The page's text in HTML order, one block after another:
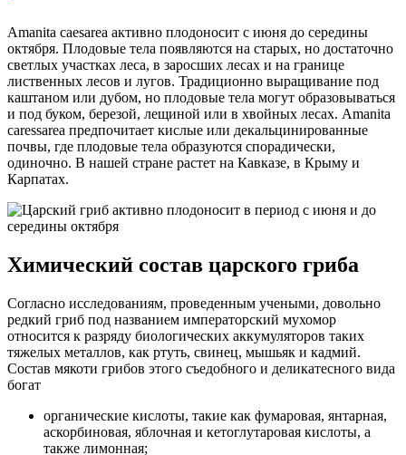
Amanita caesarea активно плодоносит с июня до середины
октября. Плодовые тела появляются на старых, но достаточно
светлых участках леса, в заросших лесах и на границе
лиственных лесов и лугов. Традиционно выращивание под
каштаном или дубом, но плодовые тела могут образовываться
и под буком, березой, лещиной или в хвойных лесах. Amanita
caressarea предпочитает кислые или декальцинированные
почвы, где плодовые тела образуются спорадически,
одиночно. В нашей стране растет на Кавказе, в Крыму и
Карпатах.
Химический состав царского гриба
Согласно исследованиям, проведенным учеными, довольно
редкий гриб под названием императорский мухомор
относится к разряду биологических аккумуляторов таких
тяжелых металлов, как ртуть, свинец, мышьяк и кадмий.
Состав мякоти грибов этого съедобного и деликатесного вида
богат
органические кислоты, такие как фумаровая, янтарная,
аскорбиновая, яблочная и кетоглутаровая кислоты, а
также лимонная;